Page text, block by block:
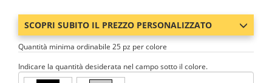
SCOPRI SUBITO IL PREZZO PERSONALIZZATO
Quantità minima ordinabile 25 pz per colore
Indicare la quantità desiderata nel campo sotto il colore.